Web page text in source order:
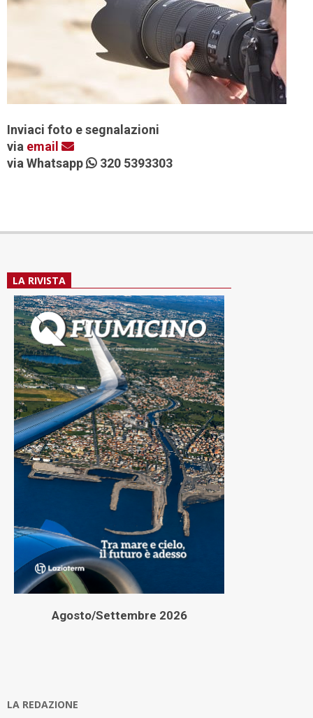
Inviaci foto e segnalazioni
via email
via Whatsapp
320 5393303
LA RIVISTA
Agosto/Settembre 2026
LA REDAZIONE